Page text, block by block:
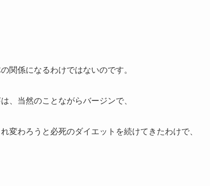
関係になるわけではないのです。
、当然のことながらバージンで、
わろうと必死のダイエットを続けてきたわけで、